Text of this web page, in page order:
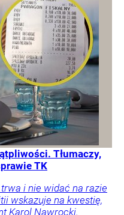
Tłumaczy,
TK
i nie widać na razie
wskazuje na kwestię,
Karol Nawrocki.